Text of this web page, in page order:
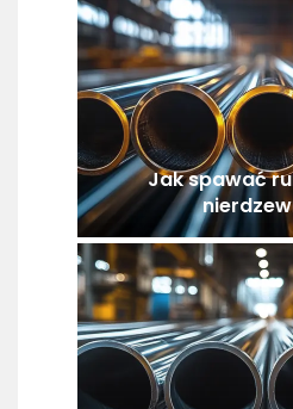
Jak spawać